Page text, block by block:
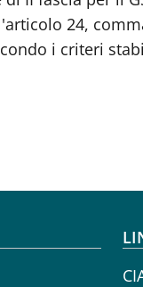
24,
i criteri